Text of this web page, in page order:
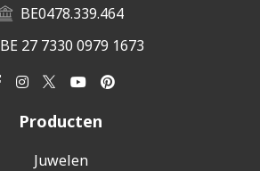
BE0478.339.464
BE 27 7330 0979 1673
Producten
Juwelen